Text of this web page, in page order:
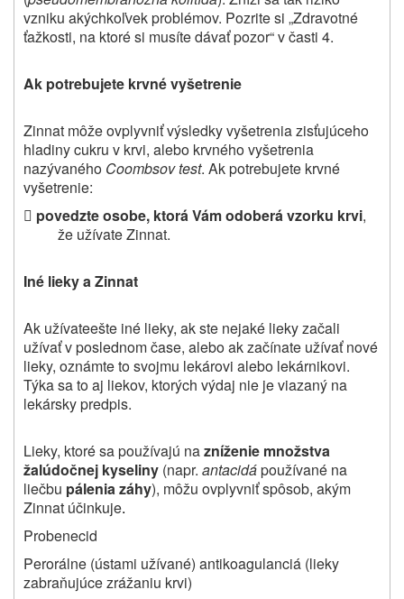
vzniku akýchkoľvek problémov. Pozrite si „Zdravotné
ťažkosti, na ktoré si musíte dávať pozor“ v časti 4.
Ak potrebujete krvné vyšetrenie
Zinnat môže ovplyvniť výsledky vyšetrenia zisťujúceho
hladiny cukru v krvi, alebo krvného vyšetrenia
nazývaného Coombsov test. Ak potrebujete krvné
vyšetrenie:
 povedzte osobe, ktorá Vám odoberá vzorku krvi,
že užívate Zinnat.
Iné lieky a Zinnat
Ak užívateešte iné lieky, ak ste nejaké lieky začali
užívať v poslednom čase, alebo ak začínate užívať nové
lieky, oznámte to svojmu lekárovi alebo lekárnikovi.
Týka sa to aj liekov, ktorých výdaj nie je viazaný na
lekársky predpis.
Lieky, ktoré sa používajú nazníženie množstva
žalúdočnej kyseliny (napr. antacidápoužívané na
liečbu pálenia záhy), môžu ovplyvniť spôsob, akým
Zinnat účinkuje.
Probenecid
Perorálne (ústami užívané) antikoagulanciá (lieky
zabraňujúce zrážaniu krvi)